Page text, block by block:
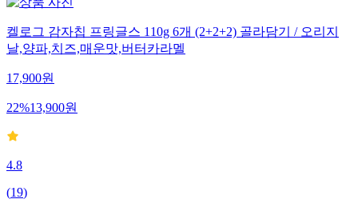
켈로그 감자칩 프링글스 110g 6개 (2+2+2) 골라담기 / 오리지
날,양파,치즈,매운맛,버터카라멜
17,900원
22%13,900원
4.8
(19)